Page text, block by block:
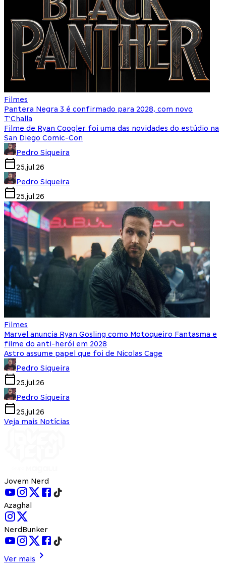
Filmes
Pantera Negra 3 é confirmado para 2028, com novo
T'Challa
Filme de Ryan Coogler foi uma das novidades do estúdio na
San Diego Comic-Con
Pedro Siqueira
25.jul.26
Pedro Siqueira
25.jul.26
Filmes
Marvel anuncia Ryan Gosling como Motoqueiro Fantasma e
filme do anti-herói em 2028
Astro assume papel que foi de Nicolas Cage
Pedro Siqueira
25.jul.26
Pedro Siqueira
25.jul.26
Veja mais Notícias
Jovem Nerd
Azaghal
NerdBunker
Ver mais